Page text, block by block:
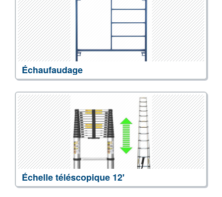
Échaufaudage
Échelle téléscopique 12'